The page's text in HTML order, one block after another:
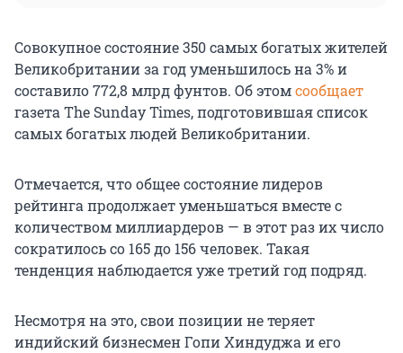
Совокупное состояние 350 самых богатых жителей
Великобритании за год уменьшилось на 3% и
составило 772,8 млрд фунтов. Об этомсообщает
газета The Sunday Times, подготовившая список
самых богатых людей Великобритании.
Отмечается, что общее состояние лидеров
рейтинга продолжает уменьшаться вместе с
количеством миллиардеров — в этот раз их число
сократилось со 165 до 156 человек. Такая
тенденция наблюдается уже третий год подряд.
Несмотря на это, свои позиции не теряет
индийский бизнесмен Гопи Хиндуджа и его